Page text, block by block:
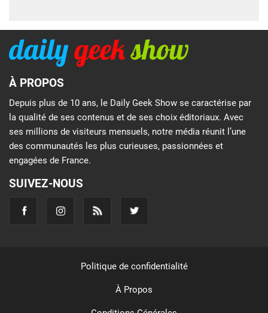
À PROPOS
Depuis plus de 10 ans, le Daily Geek Show se caractérise par
la qualité de ses contenus et de ses choix éditoriaux. Avec
ses millions de visiteurs mensuels, notre média réunit l’une
des communautés les plus curieuses, passionnées et
engagées de France.
SUIVEZ-NOUS
Politique de confidentialité
À Propos